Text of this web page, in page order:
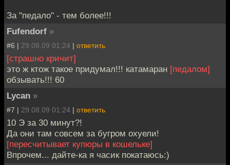
За "педало" - тем более!!!
Fufendorf »
#6 | 29.08.09 01:24 | ответить
[страшно кричит]
это ж ктож такое придумал!!! катамаран [педалом]
обзывать!!! 60
Lycan »
#7 | 29.08.09 01:24 | ответить
10 Э за 30 минут?!
Да они там совсем за бугром охуели!
[пересчитывает купюры в кошельке]
Впрочем... дайте-ка я часик покатаюсь:)